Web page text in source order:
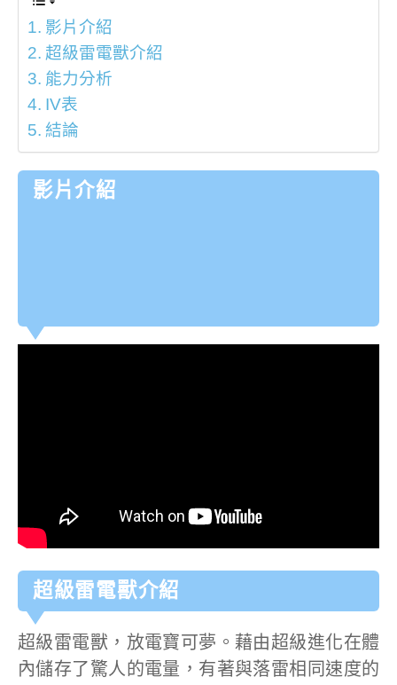
影片介紹
超級雷電獸介紹
能力分析
IV表
結論
影片介紹
超級雷電獸介紹
超級雷電獸，放電寶可夢。藉由超級進化在體
內儲存了驚人的電量，有著與落雷相同速度的